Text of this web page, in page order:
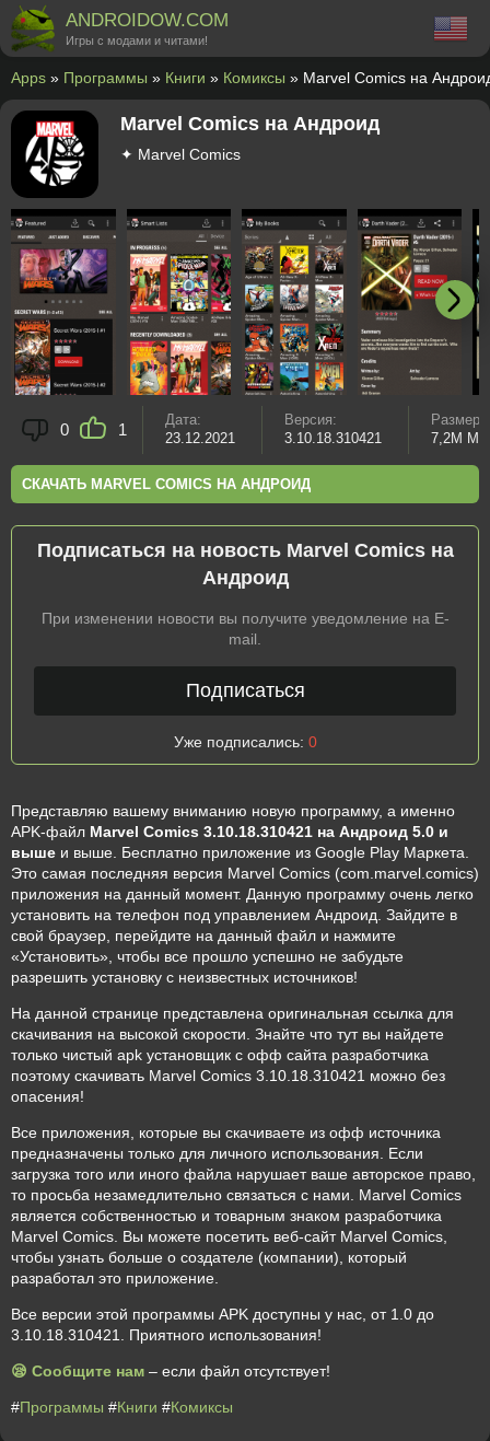
ANDROIDOW.COM
Игры с модами и читами!
Apps » Программы » Книги » Комиксы » Marvel Comics на
Marvel Comics на Андроид
✦ Marvel Comics
0 1
Дата:
23.12.2021
Версия:
3.10.18.310421
Размер:
7,2M MB
СКАЧАТЬ MARVEL COMICS НА АНДРОИД
Подписаться на новость Marvel Comics на
Андроид
При изменении новости вы получите уведомление на E-
mail.
Подписаться
Уже подписались: 0
Представляю вашему вниманию новую программу, а именно
APK-файл Marvel Comics 3.10.18.310421 на Андроид 5.0 и
выше и выше. Бесплатно приложение из Google Play Маркета.
Это самая последняя версия Marvel Comics (com.marvel.comics)
приложения на данный момент. Данную программу очень легко
установить на телефон под управлением Андроид. Зайдите в
свой браузер, перейдите на данный файл и нажмите
«Установить», чтобы все прошло успешно не забудьте
разрешить установку с неизвестных источников!
На данной странице представлена оригинальная ссылка для
скачивания на высокой скорости. Знайте что тут вы найдете
только чистый apk установщик с офф сайта разработчика
поэтому скачивать Marvel Comics 3.10.18.310421 можно без
опасения!
Все приложения, которые вы скачиваете из офф источника
предназначены только для личного использования. Если
загрузка того или иного файла нарушает ваше авторское право,
то просьба незамедлительно связаться с нами. Marvel Comics
является собственностью и товарным знаком разработчика
Marvel Comics. Вы можете посетить веб-сайт Marvel Comics,
чтобы узнать больше о создателе (компании), который
разработал это приложение.
Все версии этой программы APK доступны у нас, от 1.0 до
3.10.18.310421. Приятного использования!
😪 Сообщите нам – если файл отсутствует!
#Программы #Книги #Комиксы